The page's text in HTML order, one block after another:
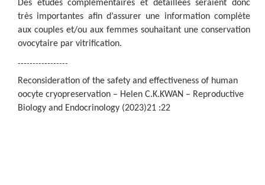
Des études complémentaires et détaillées seraient donc
très importantes afin d’assurer une information complète
aux couples et/ou aux femmes souhaitant une conservation
ovocytaire par vitrification.
-----------------
Reconsideration of the safety and effectiveness of human
oocyte cryopreservation – Helen C.K.KWAN – Reproductive
Biology and Endocrinology (2023)21 :22